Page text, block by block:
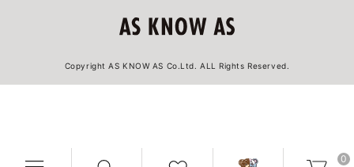
0
Copyright AS KNOW AS Co.Ltd. ALL Rights Reserved.